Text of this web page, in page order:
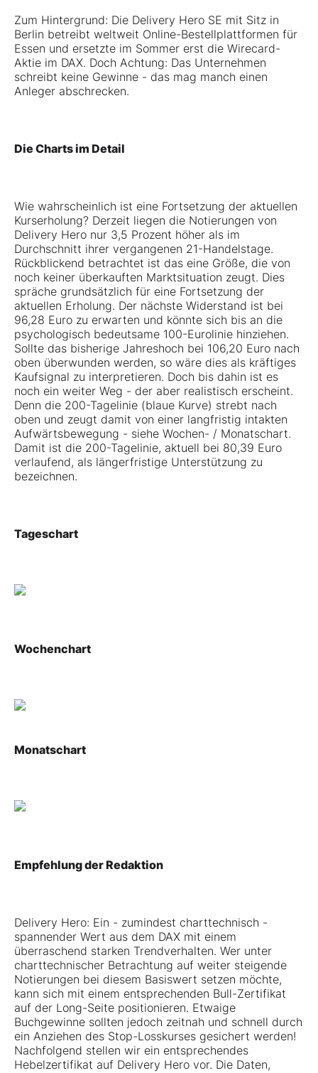
Zum Hintergrund: Die Delivery Hero SE mit Sitz in
Berlin betreibt weltweit Online-Bestellplattformen für
Essen und ersetzte im Sommer erst die Wirecard-
Aktie im DAX. Doch Achtung: Das Unternehmen
schreibt keine Gewinne - das mag manch einen
Anleger abschrecken.
Die Charts im Detail
Wie wahrscheinlich ist eine Fortsetzung der aktuellen
Kurserholung? Derzeit liegen die Notierungen von
Delivery Hero nur 3,5 Prozent höher als im
Durchschnitt ihrer vergangenen 21-Handelstage.
Rückblickend betrachtet ist das eine Größe, die von
noch keiner überkauften Marktsituation zeugt. Dies
spräche grundsätzlich für eine Fortsetzung der
aktuellen Erholung. Der nächste Widerstand ist bei
96,28 Euro zu erwarten und könnte sich bis an die
psychologisch bedeutsame 100-Eurolinie hinziehen.
Sollte das bisherige Jahreshoch bei 106,20 Euro nach
oben überwunden werden, so wäre dies als kräftiges
Kaufsignal zu interpretieren. Doch bis dahin ist es
noch ein weiter Weg - der aber realistisch erscheint.
Denn die 200-Tagelinie (blaue Kurve) strebt nach
oben und zeugt damit von einer langfristig intakten
Aufwärtsbewegung - siehe Wochen- / Monatschart.
Damit ist die 200-Tagelinie, aktuell bei 80,39 Euro
verlaufend, als längerfristige Unterstützung zu
bezeichnen.
Tageschart
Wochenchart
Monatschart
Empfehlung der Redaktion
Delivery Hero: Ein - zumindest charttechnisch -
spannender Wert aus dem DAX mit einem
überraschend starken Trendverhalten. Wer unter
charttechnischer Betrachtung auf weiter steigende
Notierungen bei diesem Basiswert setzen möchte,
kann sich mit einem entsprechenden Bull-Zertifikat
auf der Long-Seite positionieren. Etwaige
Buchgewinne sollten jedoch zeitnah und schnell durch
ein Anziehen des Stop-Losskurses gesichert werden!
Nachfolgend stellen wir ein entsprechendes
Hebelzertifikat auf Delivery Hero vor. Die Daten,